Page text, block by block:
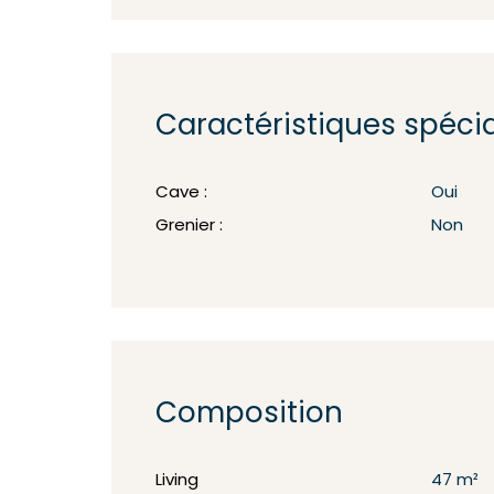
Caractéristiques
Cave :
Oui
Grenier :
Non
Composition
Living 47 m²